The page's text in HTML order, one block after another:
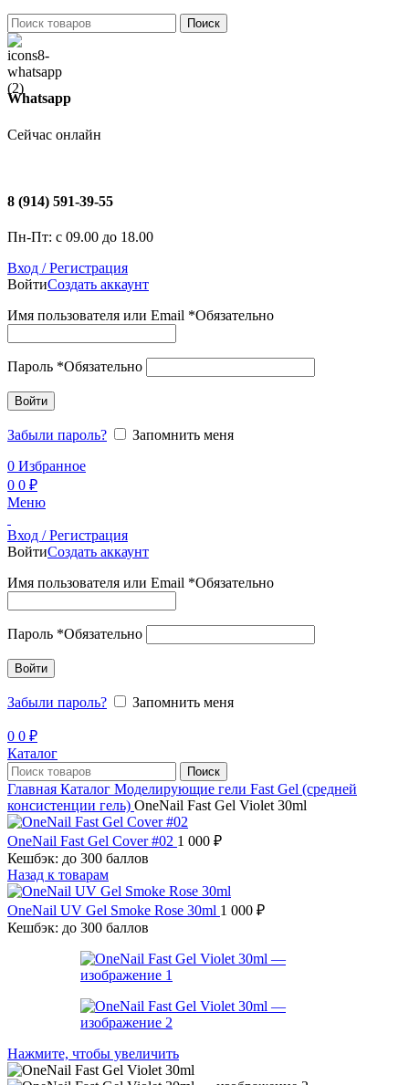
Поиск
Whatsapp
Сейчас онлайн
8 (914) 591-39-55
Пн-Пт: с 09.00 до 18.00
Вход / Регистрация
ВойтиСоздать аккаунт
Имя пользователя или Email *Обязательно
Пароль *Обязательно
Войти
Забыли пароль?
Запомнить меня
0 Избранное
0 0 ₽
Меню
Вход / Регистрация
ВойтиСоздать аккаунт
Имя пользователя или Email *Обязательно
Пароль *Обязательно
Войти
Забыли пароль? Запомнить меня
0 0 ₽
Каталог
Поиск
Главная Каталог Моделирующие гели Fast Gel (средней
консистенции гель) OneNail Fast Gel Violet 30ml
OneNail Fast Gel Cover #02 1 000 ₽
Кешбэк: до 300 баллов
Назад к товарам
OneNail UV Gel Smoke Rose 30ml 1 000 ₽
Кешбэк: до 300 баллов
Нажмите, чтобы увеличить